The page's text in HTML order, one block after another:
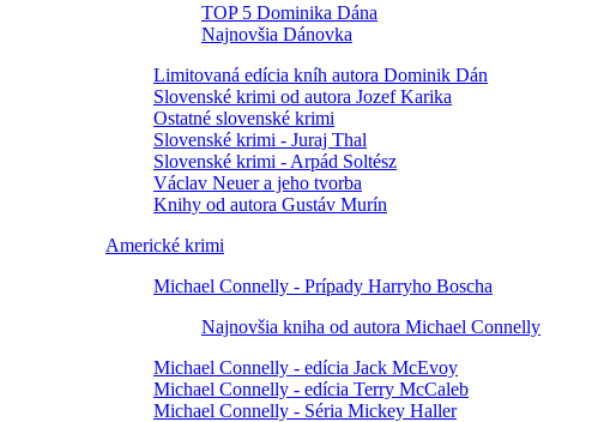
TOP 5 Dominika Dána
Najnovšia Dánovka
Limitovaná edícia kníh autora Dominik Dán
Slovenské krimi od autora Jozef Karika
Ostatné slovenské krimi
Slovenské krimi - Juraj Thal
Slovenské krimi - Arpád Soltész
Václav Neuer a jeho tvorba
Knihy od autora Gustáv Murín
Americké krimi
Michael Connelly - Prípady Harryho Boscha
Najnovšia kniha od autora Michael Connelly
Michael Connelly - edícia Jack McEvoy
Michael Connelly - edícia Terry McCaleb
Michael Connelly - Séria Mickey Haller